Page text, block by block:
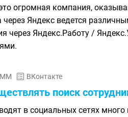
огромная компания,
через Яндекс ведется
через Яндекс.Работу /
ВКонтакте
поиск
в социальных сетях много